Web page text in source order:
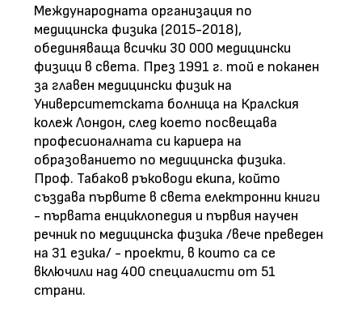
Международната организация по
медицинска физика (2015-2018),
обединяваща всички 30 000 медицински
физици в света. През 1991 г. той е поканен
за главен медицински физик на
Университетската болница на Кралския
колеж Лондон, след което посвещава
професионалната си кариера на
образованието по медицинска физика.
Проф. Табаков ръководи екипа, който
създава първите в света електронни книги
- първата енциклопедия и първия научен
речник по медицинска физика /вече преведен
на 31 езика/ - проекти, в които са се
включили над 400 специалисти от 51
страни.